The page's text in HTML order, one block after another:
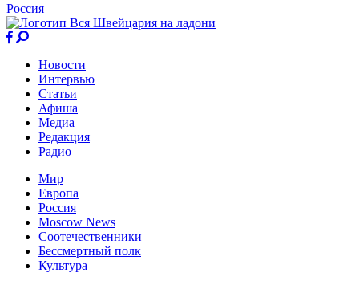
Россия
Новости
Интервью
Статьи
Афиша
Медиа
Редакция
Радио
Мир
Европа
Россия
Moscow News
Соотечественники
Бессмертный полк
Культура